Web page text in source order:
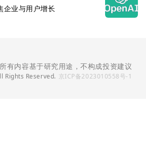
业与用户增长
有内容基于研究用途，不构成投资建议
Rights Reserved. 京ICP备2023010558号-1